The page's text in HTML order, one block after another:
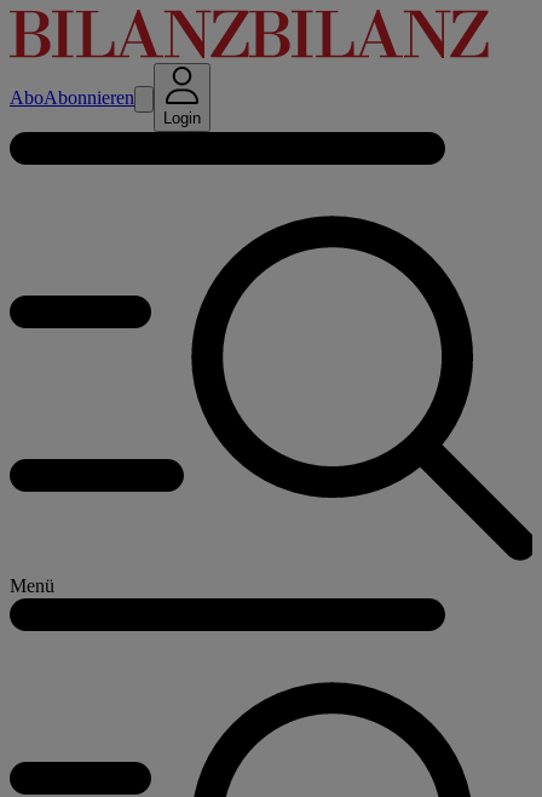
AboAbonnieren
Login
Menü